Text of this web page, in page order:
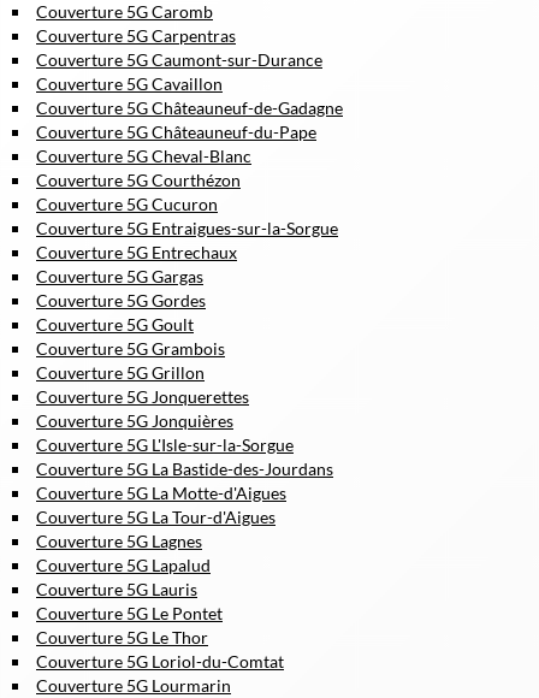
Couverture 5G Caromb
Couverture 5G Carpentras
Couverture 5G Caumont-sur-Durance
Couverture 5G Cavaillon
Couverture 5G Châteauneuf-de-Gadagne
Couverture 5G Châteauneuf-du-Pape
Couverture 5G Cheval-Blanc
Couverture 5G Courthézon
Couverture 5G Cucuron
Couverture 5G Entraigues-sur-la-Sorgue
Couverture 5G Entrechaux
Couverture 5G Gargas
Couverture 5G Gordes
Couverture 5G Goult
Couverture 5G Grambois
Couverture 5G Grillon
Couverture 5G Jonquerettes
Couverture 5G Jonquières
Couverture 5G L'Isle-sur-la-Sorgue
Couverture 5G La Bastide-des-Jourdans
Couverture 5G La Motte-d'Aigues
Couverture 5G La Tour-d'Aigues
Couverture 5G Lagnes
Couverture 5G Lapalud
Couverture 5G Lauris
Couverture 5G Le Pontet
Couverture 5G Le Thor
Couverture 5G Loriol-du-Comtat
Couverture 5G Lourmarin